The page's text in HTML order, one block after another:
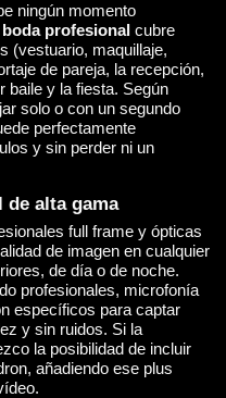
ningún momento
profesional cubre
(vestuario, maquillaje,
de pareja, la recepción,
baile y la fiesta. Según
solo o con un segundo
perfectamente
y sin perder ni un
de alta gama
full frame y ópticas
de imagen en cualquier
de día o de noche.
profesionales, microfonía
específicos para captar
y sin ruidos. Si la
la posibilidad de incluir
añadiendo ese plus